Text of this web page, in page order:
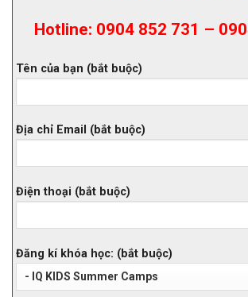
Hotline: 0904 852 731 –
Tên của bạn (bắt buộc)
Địa chỉ Email (bắt buộc)
Điện thoại (bắt buộc)
Đăng kí khóa học: (bắt buộc)